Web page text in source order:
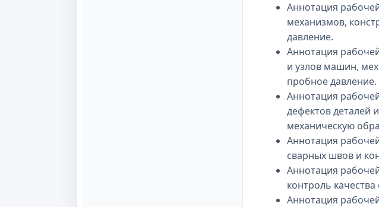
Аннотация
механизмов,
давление.
Аннотация
и узлов машин,
пробное давление.
Аннотация
дефектов деталей
механическую
Аннотация
сварных швов и
Аннотация
контроль
Аннотация